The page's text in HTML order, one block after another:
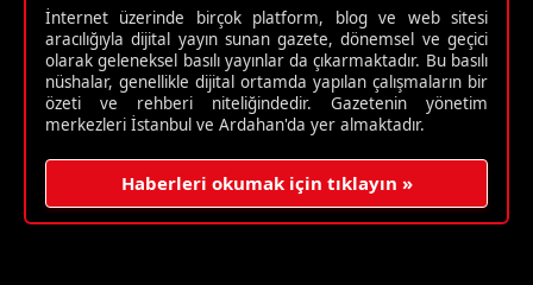
İnternet üzerinde birçok platform, blog ve web sitesi
aracılığıyla dijital yayın sunan gazete, dönemsel ve geçici
olarak geleneksel basılı yayınlar da çıkarmaktadır. Bu basılı
nüshalar, genellikle dijital ortamda yapılan çalışmaların bir
özeti ve rehberi niteliğindedir. Gazetenin yönetim
merkezleri İstanbul ve Ardahan'da yer almaktadır.
Haberleri okumak için tıklayın »